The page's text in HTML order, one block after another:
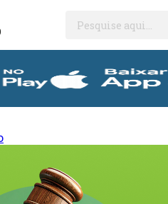
Pesquise aqui...